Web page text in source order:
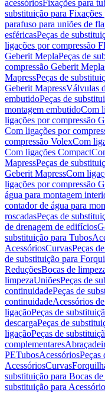
acessóriosFixações para
substituição para Fixações
parafuso para uniões de
esféricasPeças de
ligações por compressão
Geberit MeplaPeças de
compressão Geberit Mepla
MapressPeças de
Geberit MapressVálvulas
embutidoPeças de
montagem embutidoCom
ligações por compressão
Com ligações por
compressão VolexCom
Com ligações Compact
MapressPeças de
Geberit MapressCom
ligações por compressão
água para montagem
contador de água para
roscadasPeças de
de drenagem de edifícios
substituição para Tubos
AcessóriosCurvasPeças
de substituição para
ReduçõesBocas de
limpezaUniõesPeças de
continuidadePeças de
continuidadeAcessórios
ligaçãoPeças de
descargaPeças de
ligaçãoPeças de
complementares
PETubosAcessóriosPeças
AcessóriosCurvas
substituição para Bocas
substituição para